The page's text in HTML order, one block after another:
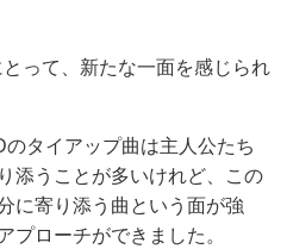
って、新たな一面を感じられ
タイアップ曲は主人公たち
添うことが多いけれど、この
に寄り添う曲という面が強
プローチができました。